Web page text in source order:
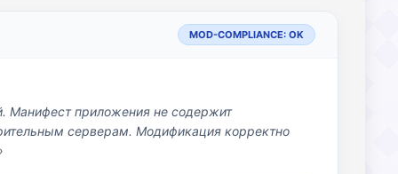
MOD-COMPLIANCE: OK
Манифест приложения не содержит
серверам. Модификация корректно